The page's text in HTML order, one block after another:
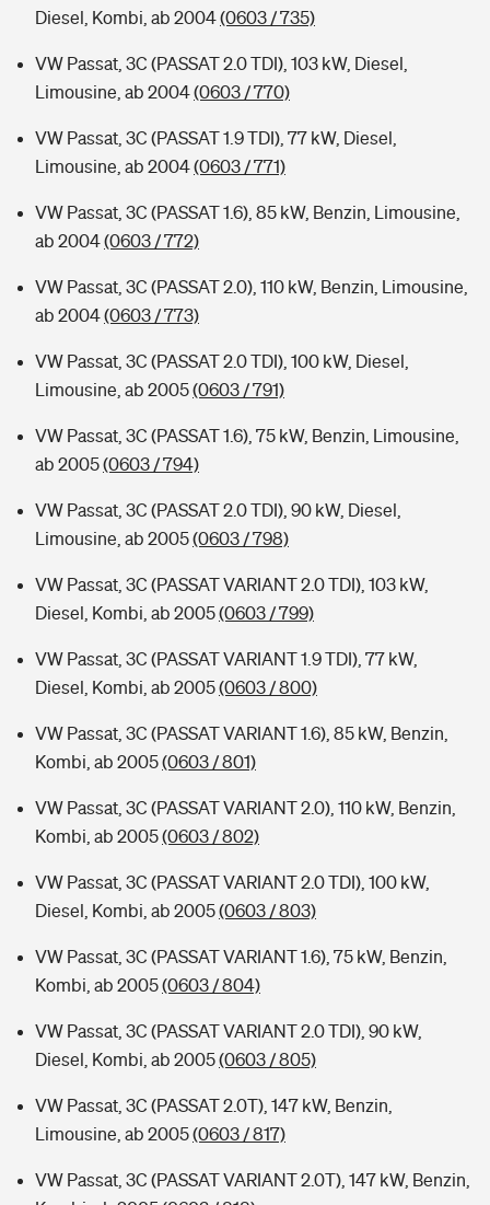
Diesel, Kombi, ab 2004(0603 / 735)
VW Passat, 3C (PASSAT 2.0 TDI), 103 kW, Diesel,
Limousine, ab 2004(0603 / 770)
VW Passat, 3C (PASSAT 1.9 TDI), 77 kW, Diesel,
Limousine, ab 2004(0603 / 771)
VW Passat, 3C (PASSAT 1.6), 85 kW, Benzin, Limousine,
ab 2004(0603 / 772)
VW Passat, 3C (PASSAT 2.0), 110 kW, Benzin, Limousine,
ab 2004(0603 / 773)
VW Passat, 3C (PASSAT 2.0 TDI), 100 kW, Diesel,
Limousine, ab 2005(0603 / 791)
VW Passat, 3C (PASSAT 1.6), 75 kW, Benzin, Limousine,
ab 2005(0603 / 794)
VW Passat, 3C (PASSAT 2.0 TDI), 90 kW, Diesel,
Limousine, ab 2005(0603 / 798)
VW Passat, 3C (PASSAT VARIANT 2.0 TDI), 103 kW,
Diesel, Kombi, ab 2005(0603 / 799)
VW Passat, 3C (PASSAT VARIANT 1.9 TDI), 77 kW,
Diesel, Kombi, ab 2005(0603 / 800)
VW Passat, 3C (PASSAT VARIANT 1.6), 85 kW, Benzin,
Kombi, ab 2005(0603 / 801)
VW Passat, 3C (PASSAT VARIANT 2.0), 110 kW, Benzin,
Kombi, ab 2005(0603 / 802)
VW Passat, 3C (PASSAT VARIANT 2.0 TDI), 100 kW,
Diesel, Kombi, ab 2005(0603 / 803)
VW Passat, 3C (PASSAT VARIANT 1.6), 75 kW, Benzin,
Kombi, ab 2005(0603 / 804)
VW Passat, 3C (PASSAT VARIANT 2.0 TDI), 90 kW,
Diesel, Kombi, ab 2005(0603 / 805)
VW Passat, 3C (PASSAT 2.0T), 147 kW, Benzin,
Limousine, ab 2005(0603 / 817)
VW Passat, 3C (PASSAT VARIANT 2.0T), 147 kW, Benzin,